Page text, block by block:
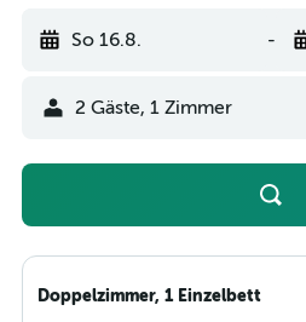
So 16.8. -
2 Gäste, 1 Zimmer
Doppelzimmer, 1 Einzelbett